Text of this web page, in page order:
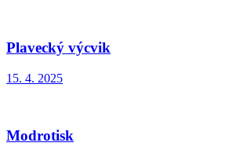
Plavecký výcvik
15. 4. 2025
Modrotisk